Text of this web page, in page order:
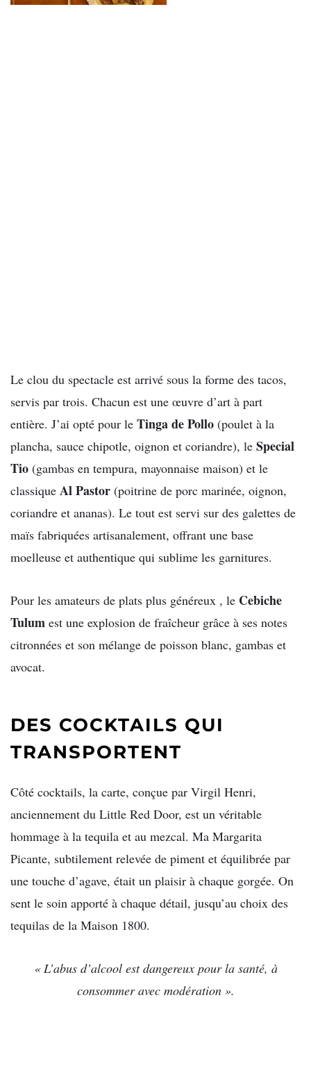
Le clou du spectacle est arrivé sous la forme des tacos,
servis par trois. Chacun est une œuvre d’art à part
entière. J’ai opté pour le Tinga de Pollo (poulet à la
plancha, sauce chipotle, oignon et coriandre), le Special
Tio (gambas en tempura, mayonnaise maison) et le
classique Al Pastor (poitrine de porc marinée, oignon,
coriandre et ananas). Le tout est servi sur des galettes de
maïs fabriquées artisanalement, offrant une base
moelleuse et authentique qui sublime les garnitures.
Pour les amateurs de plats plus généreux , le Cebiche
Tulum est une explosion de fraîcheur grâce à ses notes
citronnées et son mélange de poisson blanc, gambas et
avocat.
DES COCKTAILS QUI
TRANSPORTENT
Côté cocktails, la carte, conçue par Virgil Henri,
anciennement du Little Red Door, est un véritable
hommage à la tequila et au mezcal. Ma Margarita
Picante, subtilement relevée de piment et équilibrée par
une touche d’agave, était un plaisir à chaque gorgée. On
sent le soin apporté à chaque détail, jusqu’au choix des
tequilas de la Maison 1800.
« L’abus d’alcool est dangereux pour la santé, à
consommer avec modération ».